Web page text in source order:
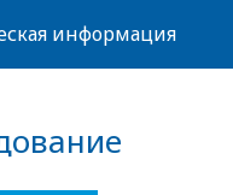
информация